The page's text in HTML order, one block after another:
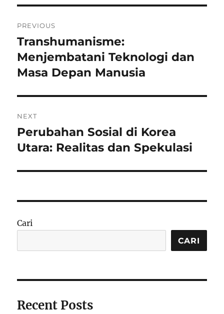
pos
PREVIOUS
Previous
post:
Transhumanisme:
Menjembatani Teknologi dan
Masa Depan Manusia
NEXT
Next
post:
Perubahan Sosial di Korea
Utara: Realitas dan Spekulasi
Cari
CARI
Recent Posts